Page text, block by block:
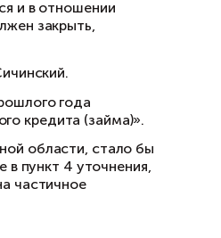
лишается
в том, чтобы
компании «Неделько
федеральным законом
имеет право
уведомив об этом
(займа), если более